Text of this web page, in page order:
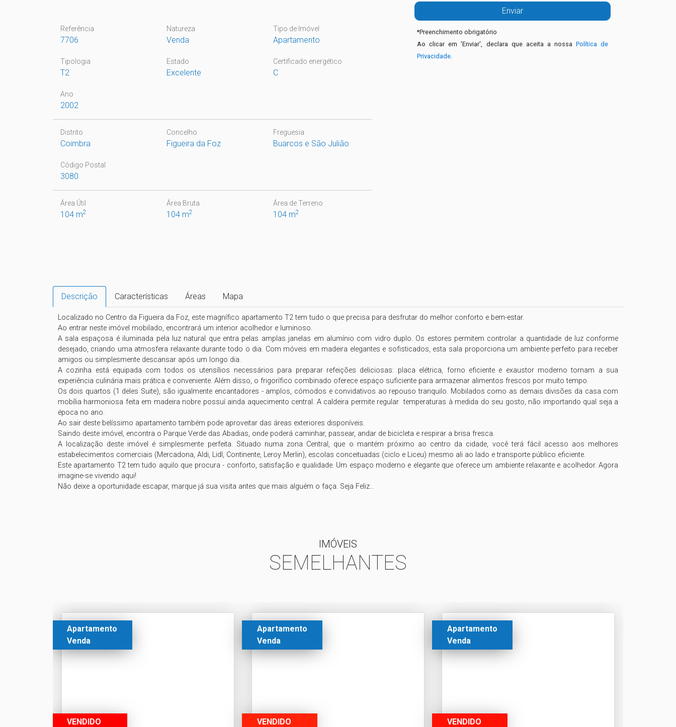
Referência
7706
Natureza
Venda
Tipo de Imóvel
Apartamento
Tipologia
T2
Estado
Excelente
Certificado energético
C
Ano
2002
Distrito
Coimbra
Concelho
Figueira da Foz
Freguesia
Buarcos e São Julião
Código Postal
3080
Área Útil
104 m2
Área Bruta
104 m2
Área de Terreno
104 m2
*Preenchimento obrigatório
Ao clicar em 'Enviar', declara que aceita a nossaPolítica de
Privacidade.
Descrição Características Áreas Mapa
Localizado no Centro da Figueira da Foz, este magnífico apartamento T2 tem tudo o que precisa para desfrutar do melhor conforto e bem-estar.
Ao entrar neste imóvel mobilado, encontrará um interior acolhedor e luminoso.
A sala espaçosa é iluminada pela luz natural que entra pelas amplas janelas em alumínio com vidro duplo. Os estores permitem controlar a quantidade de luz conforme
desejado, criando uma atmosfera relaxante durante todo o dia. Com móveis em madeira elegantes e sofisticados, esta sala proporciona um ambiente perfeito para receber
amigos ou simplesmente descansar após um longo dia.
A cozinha está equipada com todos os utensílios necessários para preparar refeições deliciosas: placa elétrica, forno eficiente e exaustor moderno tornam a sua
experiência culinária mais prática e conveniente. Além disso, o frigorífico combinado oferece espaço suficiente para armazenar alimentos frescos por muito tempo.
Os dois quartos (1 deles Suite), são igualmente encantadores - amplos, cómodos e convidativos ao repouso tranquilo. Mobilados como as demais divisões da casa com
mobília harmoniosa feita em madeira nobre possuí ainda aquecimento central. A caldeira permite regular  temperaturas à medida do seu gosto, não importando qual seja a
época no ano.
Ao sair deste belíssimo apartamento também pode aproveitar das áreas exteriores disponíveis.
Saindo deste imóvel, encontra o Parque Verde das Abadias, onde poderá caminhar, passear, andar de bicicleta e respirar a brisa fresca.
A localização deste imóvel é simplesmente perfeita. Situado numa zona Central, que o mantém próximo ao centro da cidade, você terá fácil acesso aos melhores
estabelecimentos comerciais (Mercadona, Aldi, Lidl, Continente, Leroy Merlin), escolas conceituadas (ciclo e Liceu) mesmo ali ao lado e transporte público eficiente.
Este apartamento T2 tem tudo aquilo que procura - conforto, satisfação e qualidade. Um espaço moderno e elegante que oferece um ambiente relaxante e acolhedor. Agora
imagine-se vivendo aqui!
Não deixe a oportunidade escapar, marque já sua visita antes que mais alguém o faça. Seja Feliz...
IMÓVEIS
SEMELHANTES
Apartamento
Venda
VENDIDO
Apartamento
Venda
VENDIDO
Apartamento
Venda
VENDIDO